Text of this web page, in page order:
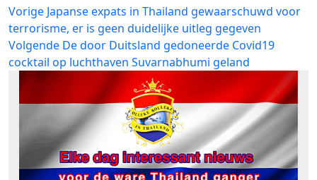
Bericht
navigatie
Vorige Vorig
bericht:
Japanse expats in Thailand gewaarschuwd voor
terrorisme, er is geen duidelijke uitleg gegeven
Volgende Volgend
bericht:
De door Duitsland gedoneerde Covid19
cocktail op luchthaven Suvarnabhumi geland